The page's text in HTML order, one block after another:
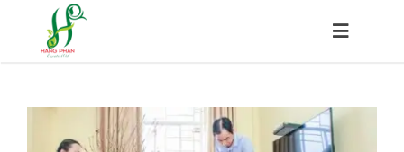
content
Toggle
Trang chủ